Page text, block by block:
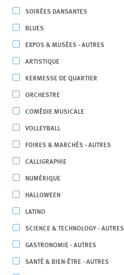
SOIRÉES DANSANTES
BLUES
EXPOS & MUSÉES - AUTRES
ARTISTIQUE
KERMESSE DE QUARTIER
ORCHESTRE
COMÉDIE MUSICALE
VOLLEYBALL
FOIRES & MARCHÉS - AUTRES
CALLIGRAPHIE
NUMÉRIQUE
HALLOWEEN
LATINO
SCIENCE & TECHNOLOGY - AUTRES
GASTRONOMIE - AUTRES
SANTÉ & BIEN-ÊTRE - AUTRES